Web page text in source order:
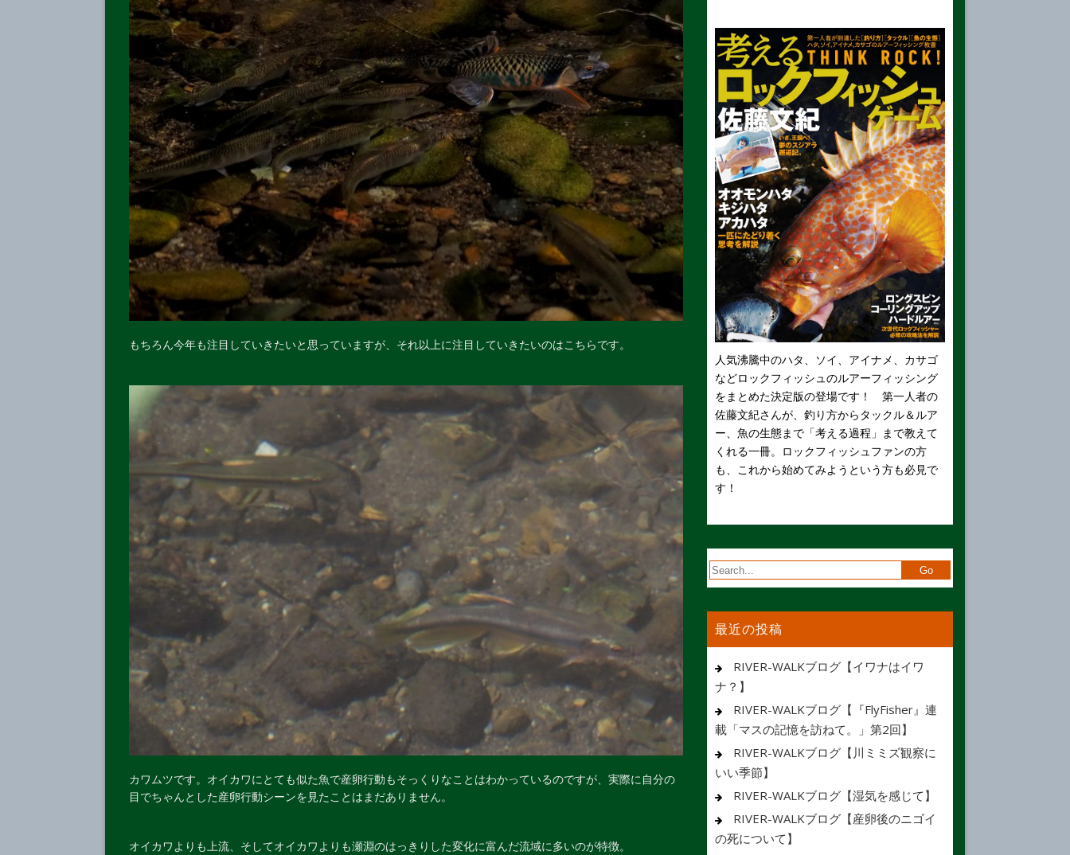
もちろん今年も注目していきたいと思っていますが、それ以上に注目していきたいのはこちらです。
カワムツです。オイカワにとても似た魚で産卵行動もそっくりなことはわかっているのですが、実際に自分の
目でちゃんとした産卵行動シーンを見たことはまだありません。
オイカワよりも上流、そしてオイカワよりも瀬淵のはっきりした変化に富んだ流域に多いのが特徴。
人気沸騰中のハタ、ソイ、アイナメ、カサゴ
などロックフィッシュのルアーフィッシング
をまとめた決定版の登場です！ 第一人者の
佐藤文紀さんが、釣り方からタックル＆ルア
ー、魚の生態まで「考える過程」まで教えて
くれる一冊。ロックフィッシュファンの方
も、これから始めてみようという方も必見で
す！
最近の投稿
RIVER-WALKブログ【イワナはイワ
ナ？】
RIVER-WALKブログ【『FlyFisher』連
載「マスの記憶を訪ねて。」第2回】
RIVER-WALKブログ【川ミミズ観察に
いい季節】
RIVER-WALKブログ【湿気を感じて】
RIVER-WALKブログ【産卵後のニゴイ
の死について】